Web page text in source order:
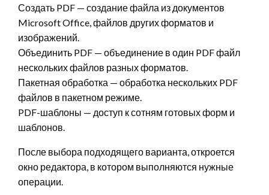
Создать PDF — создание файла из документов
Microsoft Office, файлов других форматов и
изображений.
Объединить PDF — объединение в один PDF файл
нескольких файлов разных форматов.
Пакетная обработка — обработка нескольких PDF
файлов в пакетном режиме.
PDF-шаблоны — доступ к сотням готовых форм и
шаблонов.
После выбора подходящего варианта, откроется
окно редактора, в котором выполняются нужные
операции.